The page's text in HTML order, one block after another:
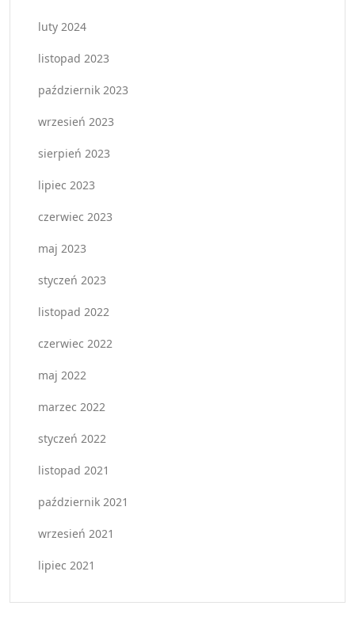
luty 2024
listopad 2023
październik 2023
wrzesień 2023
sierpień 2023
lipiec 2023
czerwiec 2023
maj 2023
styczeń 2023
listopad 2022
czerwiec 2022
maj 2022
marzec 2022
styczeń 2022
listopad 2021
październik 2021
wrzesień 2021
lipiec 2021